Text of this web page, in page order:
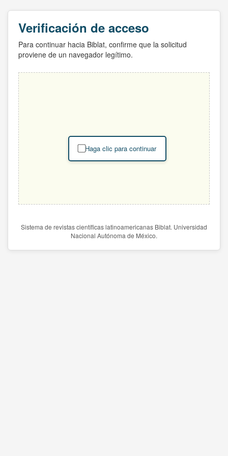
Verificación de acceso
Para continuar hacia Biblat, confirme que la solicitud
proviene de un navegador legítimo.
Haga clic para continuar
Sistema de revistas científicas latinoamericanas Biblat. Universidad
Nacional Autónoma de México.